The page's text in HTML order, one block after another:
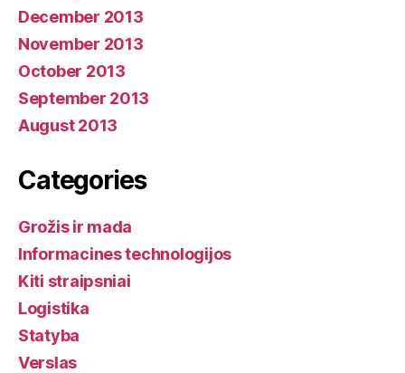
December 2013
November 2013
October 2013
September 2013
August 2013
Categories
Grožis ir mada
Informacines technologijos
Kiti straipsniai
Logistika
Statyba
Verslas